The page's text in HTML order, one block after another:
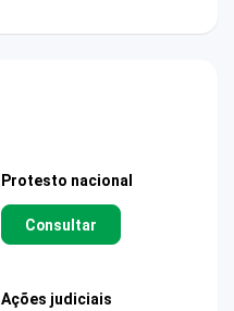
Protesto nacional
Consultar
Ações judiciais